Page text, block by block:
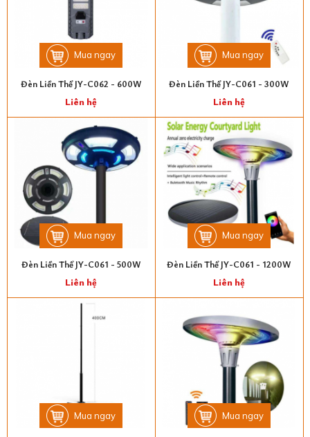
Mua ngay
Đèn Liền Thể JY-C062 - 600W
Liên hệ
Mua ngay
Đèn Liền Thể JY-C061 - 300W
Liên hệ
Mua ngay
Đèn Liền Thể JY-C061 - 500W
Liên hệ
Mua ngay
Đèn Liền Thể JY-C061 - 1200W
Liên hệ
Mua ngay Mua ngay